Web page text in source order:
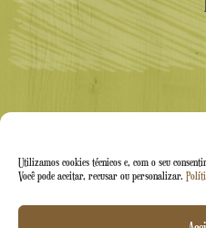
Utilizamos cookies técnicos e, com o seu
Você pode aceitar, recusar ou personalizar.
Avaliado
como5de
5
Arti&Inventive ®